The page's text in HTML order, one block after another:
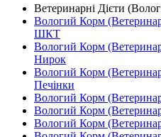
Ветеринарні Дієти
Вологий Корм
ШКТ
Вологий Корм
Нирок
Вологий Корм
Печінки
Вологий Корм
Вологий Корм
Вологий Корм